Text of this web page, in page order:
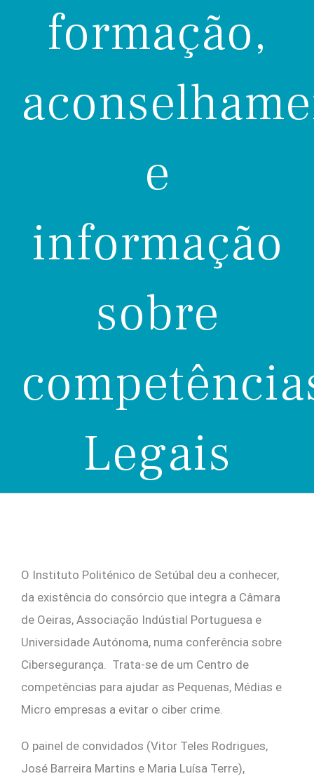
formação,
e
informação
sobre
Legais
O Instituto Politénico de Setúbal deu a conhecer,
da existência do consórcio que integra a Câmara
de Oeiras, Associação Indústial Portuguesa e
Universidade Autónoma, numa conferência sobre
Cibersegurança. Trata-se de um Centro de
competências para ajudar as Pequenas, Médias e
Micro empresas a evitar o ciber crime.
O painel de convidados (Vitor Teles Rodrigues,
José Barreira Martins e Maria Luísa Terre),